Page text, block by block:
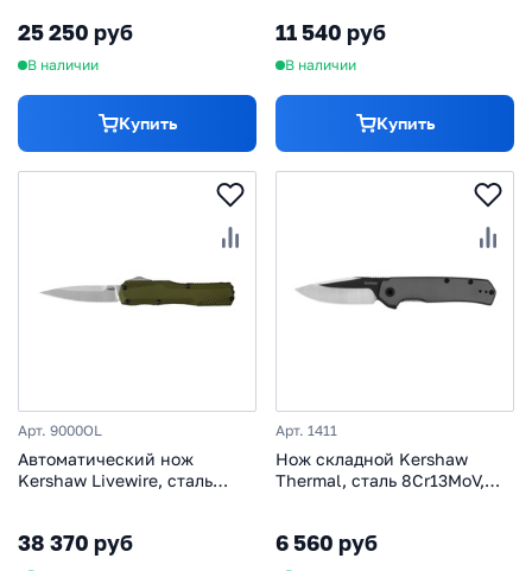
25 250 руб
В наличии
Купить
11 540 руб
В наличии
Купить
Арт. 9000OL
Автоматический нож
Kershaw Livewire, сталь
38 370 руб
Арт. 1411
Нож складной Kershaw
Thermal, сталь 8Cr13MoV,
6 560 руб